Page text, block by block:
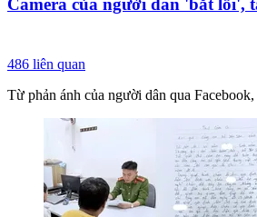
486 liên quan
Từ phản ánh của người dân qua